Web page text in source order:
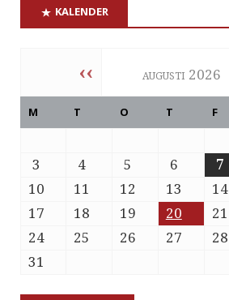
KALENDER
‹‹ augusti 2026
M T O T F
3
4 5 6 7
10
11 12 13 14
17
18 19 20 21
24
25 26 27 28
31